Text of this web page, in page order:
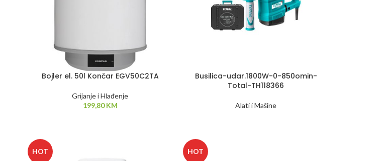
Bojler el. 50l Končar EGV50C2TA
Grijanje i Hlađenje
199,80KM
Busilica-udar.1800W-0-850omin-
Total-TH118366
Alati i Mašine
HOT HOT